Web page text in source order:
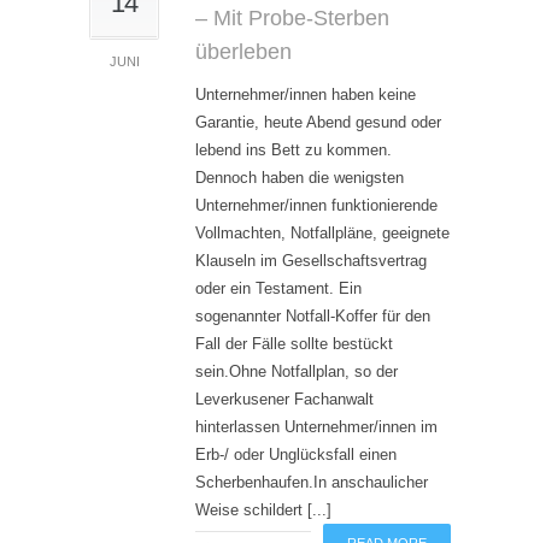
JUNI
– Mit Probe-Sterben
überleben
Unternehmer/innen haben keine
Garantie, heute Abend gesund oder
lebend ins Bett zu kommen.
Dennoch haben die wenigsten
Unternehmer/innen funktionierende
Vollmachten, Notfallpläne, geeignete
Klauseln im Gesellschaftsvertrag
oder ein Testament. Ein
sogenannter Notfall-Koffer für den
Fall der Fälle sollte bestückt
sein.Ohne Notfallplan, so der
Leverkusener Fachanwalt
hinterlassen Unternehmer/innen im
Erb-/ oder Unglücksfall einen
Scherbenhaufen.In anschaulicher
Weise schildert [...]